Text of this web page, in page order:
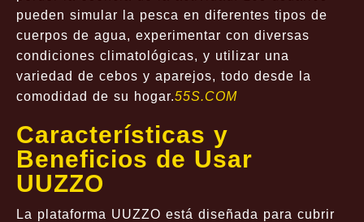
pueden simular la pesca en diferentes tipos de
cuerpos de agua, experimentar con diversas
condiciones climatológicas, y utilizar una
variedad de cebos y aparejos, todo desde la
comodidad de su hogar.55S.COM
Características y
Beneficios de Usar
UUZZO
La plataforma UUZZO está diseñada para cubrir